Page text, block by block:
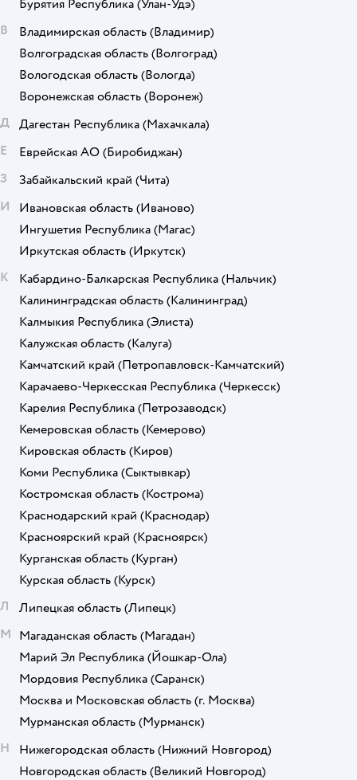
Бурятия Республика (Улан-Удэ)
В
Владимирская область (Владимир)
Волгоградская область (Волгоград)
Вологодская область (Вологда)
Воронежская область (Воронеж)
Д Дагестан Республика (Махачкала)
Е
Еврейская АО (Биробиджан)
З
Забайкальский край (Чита)
И
Ивановская область (Иваново)
Ингушетия Республика (Магас)
Иркутская область (Иркутск)
К
Кабардино-Балкарская Республика (Нальчик)
Калининградская область (Калининград)
Калмыкия Республика (Элиста)
Калужская область (Калуга)
Камчатский край (Петропавловск-Камчатский)
Карачаево-Черкесская Республика (Черкесск)
Карелия Республика (Петрозаводск)
Кемеровская область (Кемерово)
Кировская область (Киров)
Коми Республика (Сыктывкар)
Костромская область (Кострома)
Краснодарский край (Краснодар)
Красноярский край (Красноярск)
Курганская область (Курган)
Курская область (Курск)
Л
Липецкая область (Липецк)
М Магаданская область (Магадан)
Марий Эл Республика (Йошкар-Ола)
Мордовия Республика (Саранск)
Москва и Московская область (г. Москва)
Мурманская область (Мурманск)
Н
Нижегородская область (Нижний Новгород)
Новгородская область (Великий Новгород)